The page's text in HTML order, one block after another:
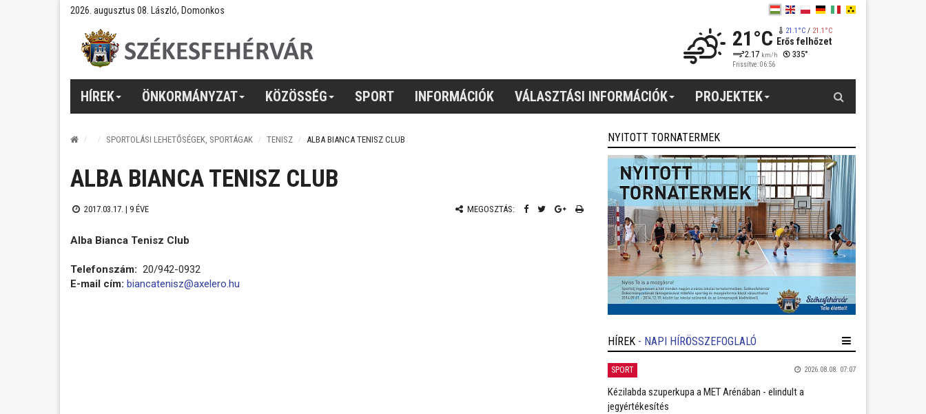
2026. augusztus 08. László, Domonkos
21°C 21.1°C/ 21.1°C
Erős felhőzet
2.17 km/h 335°
Frissítve: 06:56
HÍREK ÖNKORMÁNYZAT KÖZÖSSÉG SPORT INFORMÁCIÓK VÁLASZTÁSI INFORMÁCIÓK PROJEKTEK
SPORTOLÁSI LEHETŐSÉGEK, SPORTÁGAK TENISZ ALBA BIANCA TENISZ CLUB
ALBA BIANCA TENISZ CLUB
2017.03.17. | 9 ÉVE MEGOSZTÁS:
Alba Bianca Tenisz Club
Telefonszám: 20/942-0932
E-mail cím: biancatenisz@axelero.hu
NYITOTT TORNATERMEK
HÍREK - NAPI HÍRÖSSZEFOGLALÓ
SPORT 2026.08.08. 07:07
Kézilabda szuperkupa a MET Arénában - elindult a
jegyértékesítés